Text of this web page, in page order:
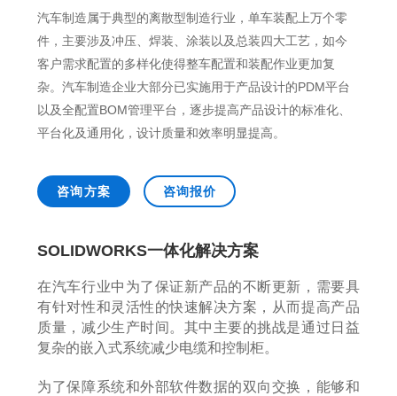
SOLIDWORKS仿真这块有必要学习吗？
商务合作
汽车制造属于典型的离散型制造行业，单车装配上万个零
件，主要涉及冲压、焊装、涂装以及总装四大工艺，如今
客户需求配置的多样化使得整车配置和装配作业更加复
杂。汽车制造企业大部分已实施用于产品设计的PDM平台
以及全配置BOM管理平台，逐步提高产品设计的标准化、
平台化及通用化，设计质量和效率明显提高。
咨询方案 咨询报价
SOLIDWORKS一体化解决方案
在汽车行业中为了保证新产品的不断更新，需要具
有针对性和灵活性的快速解决方案，从而提高产品
质量，减少生产时间。其中主要的挑战是通过日益
复杂的嵌入式系统减少电缆和控制柜。
为了保障系统和外部软件数据的双向交换，能够和